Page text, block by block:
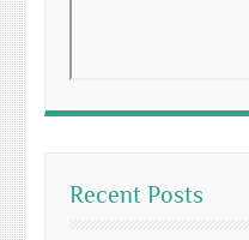
Recent Posts